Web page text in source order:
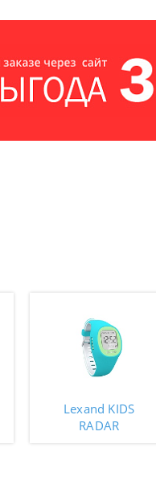
Lexand KIDS
RADAR